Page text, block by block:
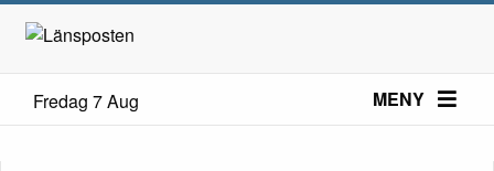
Fredag 7 Aug MENY